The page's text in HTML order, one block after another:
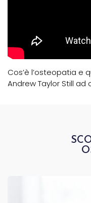
Cos’è l’osteopatia e
Andrew Taylor Still ad